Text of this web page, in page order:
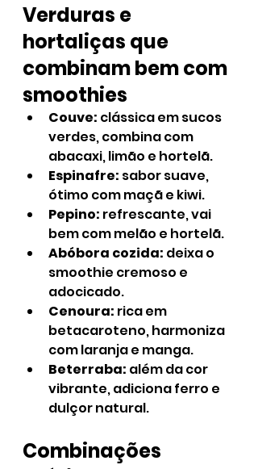
Verduras e
hortaliças que
combinam bem com
smoothies
Couve: clássica em sucos
verdes, combina com
abacaxi, limão e hortelã.
Espinafre: sabor suave,
ótimo com maçã e kiwi.
Pepino: refrescante, vai
bem com melão e hortelã.
Abóbora cozida: deixa o
smoothie cremoso e
adocicado.
Cenoura: rica em
betacaroteno, harmoniza
com laranja e manga.
Beterraba: além da cor
vibrante, adiciona ferro e
dulçor natural.
Combinações